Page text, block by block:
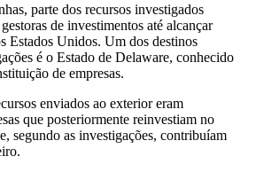
parte dos recursos investigados
de investimentos até alcançar
Estados Unidos. Um dos destinos
é o Estado de Delaware, conhecido
de empresas.
enviados ao exterior eram
que posteriormente reinvestiam no
segundo as investigações, contribuíam